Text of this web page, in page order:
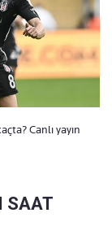
Canlı yayın
SAAT